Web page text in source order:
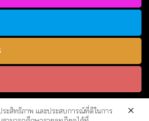
ระสิทธิภาพ และประสบการณ์ที่ดีในการ